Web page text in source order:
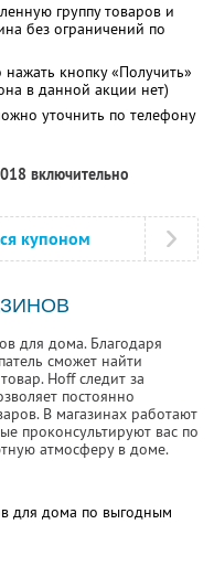
группу товаров и
без ограничений по
кнопку «Получить»
в данной акции нет)
уточнить по телефону
включительно
купоном
для дома. Благодаря
сможет найти
Hoff следит за
постоянно
В магазинах работают
проконсультируют вас по
атмосферу в доме.
для дома по выгодным